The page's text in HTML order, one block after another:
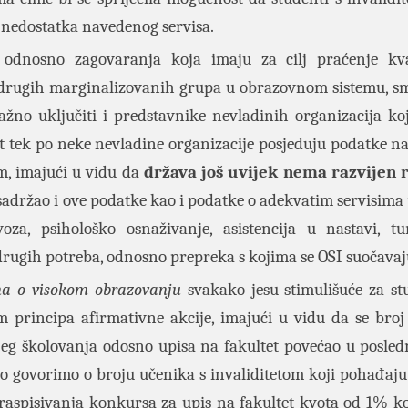
navedenog servisa.
zagovaranja koja imaju za cilj praćenje
marginalizovanih grupa u obrazovnom sistemu,
uključiti i predstavnike nevladinih organizacija
tek po neke nevladine organizacije posjeduju podatke
imajući u vidu da država još uvijek nema razvijen
i ove podatke kao i podatke o adekvatim servisima
psihološko osnaživanje, asistencija u nastavi,
potreba, odnosno prepreka s kojima se OSI
o visokom obrazovanjusvakako jesu stimulišuće za
principa afirmativne akcije, imajući u vidu da se broj
školovanja odosno upisa na fakultet povećao u
govorimo o broju učenika s invaliditetom koji
konkursa za upis na fakultet kvota od 1%